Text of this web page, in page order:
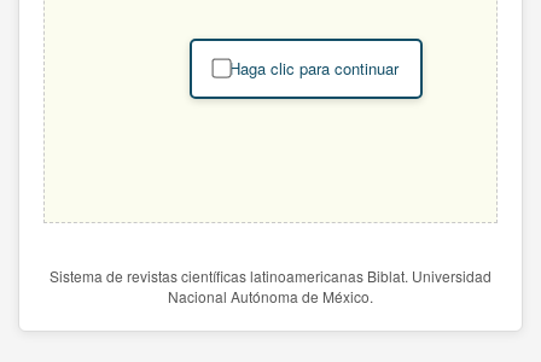
Haga clic para continuar
Sistema de revistas científicas latinoamericanas Biblat. Universidad
Nacional Autónoma de México.